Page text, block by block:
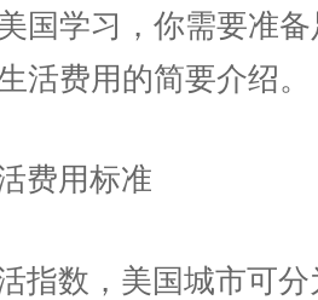
国学习，你需要准备
活费用的简要介绍。
费用标准
指数，美国城市可分